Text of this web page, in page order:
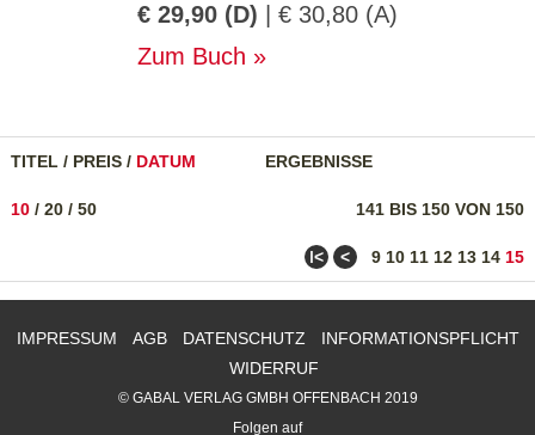
€ 29,90 (D) | € 30,80 (A)
Zum Buch
TITEL / PREIS / DATUM ERGEBNISSE
141 BIS 150 VON 150
10 / 20 / 50
ǀ< < 9 10 11 12 13 14 15
IMPRESSUM AGB DATENSCHUTZ
INFORMATIONSPFLICHT
WIDERRUF
© GABAL VERLAG GMBH OFFENBACH 2019
Folgen auf